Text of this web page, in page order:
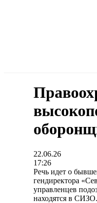
22.06.26
17:26
Речь идет о
гендиректора
управленцев
находятся в СИЗО.